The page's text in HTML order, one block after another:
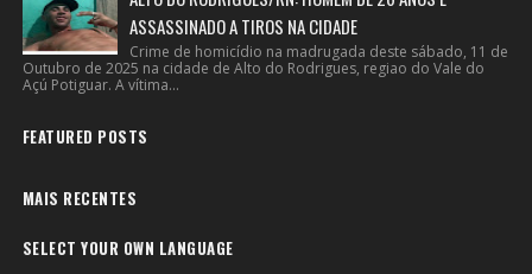
ASSASSINADO A TIROS NA CIDADE
Crime de homicídio na madrugada deste sábado, 11 de
Outubro de 2025 na cidade de Alto do Rodrigues, regiao do Vale do
Açú Potiguar. A vítima...
FEATURED POSTS
MAIS RECENTES
SELECT YOUR OWN LANGUAGE